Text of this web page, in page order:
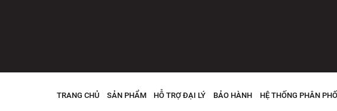
TRANG CHỦ SẢN PHẨM HỖ TRỢ ĐẠI LÝ BẢO HÀNH HỆ THỐNG PHÂN